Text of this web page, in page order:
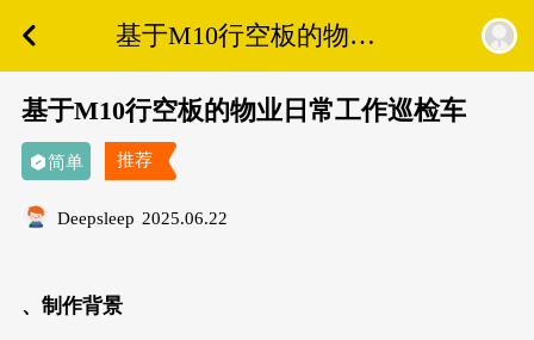
基于M10行空板的物业
日常工作巡检车
基于M10行空板的物业日常工作巡检车
简单 推荐
Deepsleep 2025.06.22
、制作背景